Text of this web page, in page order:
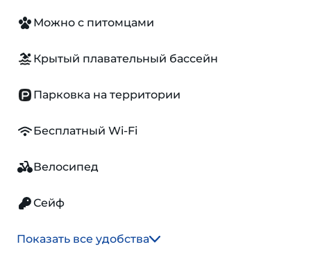
Можно с питомцами
Крытый плавательный бассейн
Парковка на территории
Бесплатный Wi-Fi
Велосипед
Сейф
Показать все удобства